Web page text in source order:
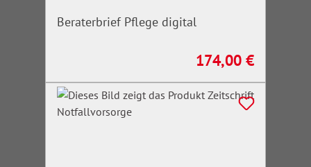
Beraterbrief Pflege digital
Regulärer Preis:
174,00 €